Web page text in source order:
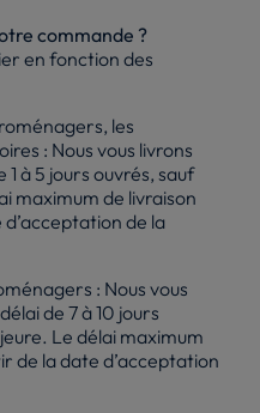
commande ?
en fonction des
les
: Nous vous livrons
à 5 jours ouvrés, sauf
maximum de livraison
de la
: Nous vous
de 7 à 10 jours
Le délai maximum
de la date d’acceptation